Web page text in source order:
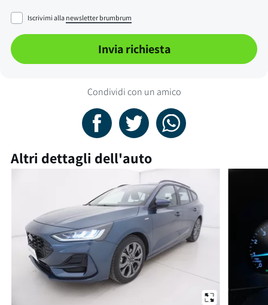
Iscrivimi alla newsletter brumbrum
Invia richiesta
Condividi con un amico
Altri dettagli dell'auto